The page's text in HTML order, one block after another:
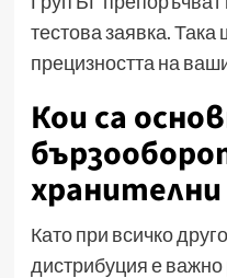
тестова заявка. Така
прецизността на
Кои са
Като при всичко
дистрибуция е важно